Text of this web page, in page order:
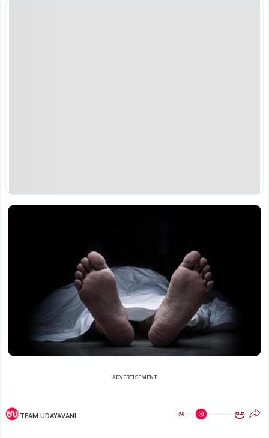
ADVERTISEMENT
TEAM UDAYAVANI ಅ ಅ